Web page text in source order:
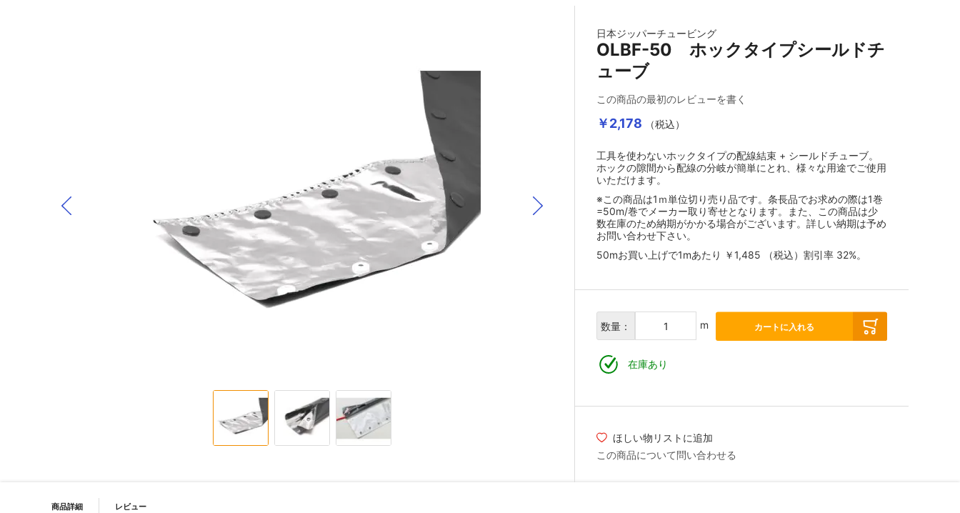
日本ジッパーチュービング
OLBF-50 ホックタイプシールドチ
ューブ
この商品の最初のレビューを書く
￥2,178 （税込）
工具を使わないホックタイプの配線結束 + シールドチューブ。
ホックの隙間から配線の分岐が簡単にとれ、様々な用途でご使用
いただけます。
※この商品は1ｍ単位切り売り品です。条長品でお求めの際は1巻
=50m/巻でメーカー取り寄せとなります。また、この商品は少
数在庫のため納期がかかる場合がございます。詳しい納期は予め
お問い合わせ下さい。
50mお買い上げで1mあたり ￥1,485 （税込） 割引率 32%。
数量： m カートに入れる
在庫あり
ほしい物リストに追加
この商品について問い合わせる
商品詳細 レビュー